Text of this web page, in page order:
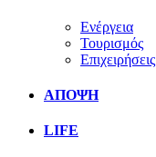
Ενέργεια
Τουρισμός
Επιχειρήσεις
ΑΠΟΨΗ
LIFE